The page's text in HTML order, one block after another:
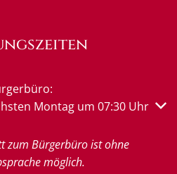
oder Schließzeiten
Montag um 07:30 Uhr
zum Bürgerbüro ist ohne
möglich.